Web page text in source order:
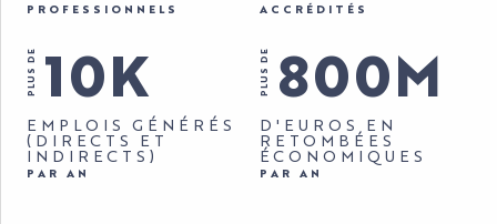
PROFESSIONNELS ACCRÉDITÉS
PLUS DE 10K
EMPLOIS GÉNÉRÉS
(DIRECTS ET
INDIRECTS)
PAR AN
PLUS DE 800M
D'EUROS EN
RETOMBÉES
ÉCONOMIQUES
PAR AN